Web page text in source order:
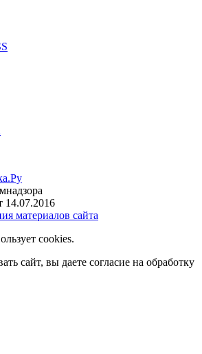
материалов сайта
cookies.
сайт, вы даете согласие на обработку